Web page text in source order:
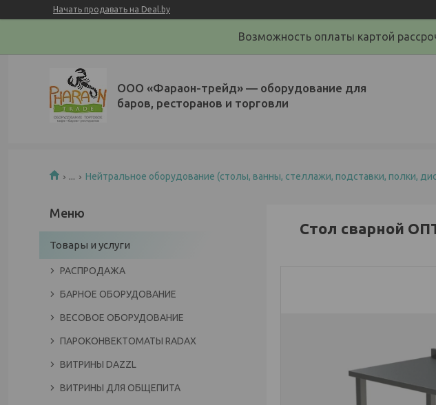
Начать продавать на Deal.by
Возможность оплаты картой
ООО «Фараон-трейд»‎ — оборудование для
баров, ресторанов и торговли
... Нейтральное оборудование (столы, ванны, стеллажи, подставки, полки,
Стол сварной
Товары и услуги
РАСПРОДАЖА
БАРНОЕ ОБОРУДОВАНИЕ
ВЕСОВОЕ ОБОРУДОВАНИЕ
ПАРОКОНВЕКТОМАТЫ RADAX
ВИТРИНЫ DAZZL
ВИТРИНЫ ДЛЯ ОБЩЕПИТА